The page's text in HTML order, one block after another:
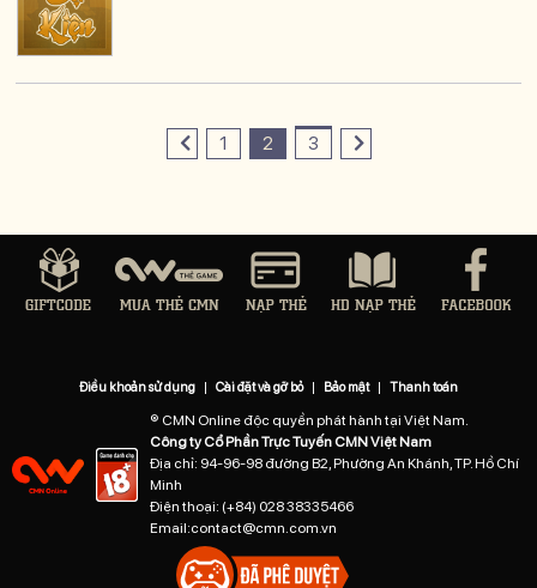
1 2 3
Điều khoản sử dụng Cài đặt và gỡ bỏ Bảo mật Thanh toán
® CMN Online độc quyền phát hành tại Việt Nam.
Công ty Cổ Phần Trực Tuyến CMN Việt Nam
Địa chỉ: 94-96-98 đường B2, Phường An Khánh, TP. Hồ Chí
Minh
Điện thoại: (+84) 028 38335466
Email:contact@cmn.com.vn